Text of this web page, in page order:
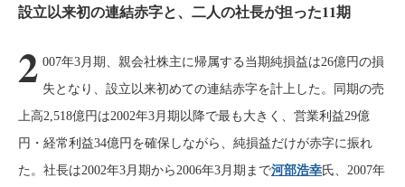
設立以来初の連結赤字と、二人の社長が担った11期
2 007年3月期、親会社株主に帰属する当期純損益は26億円の損
失となり、設立以来初めての連結赤字を計上した。同期の売
上高2,518億円は2002年3月期以降で最も大きく、営業利益29億
円・経常利益34億円を確保しながら、純損益だけが赤字に振れ
た。社長は2002年3月期から2006年3月期まで河部浩幸氏、2007年